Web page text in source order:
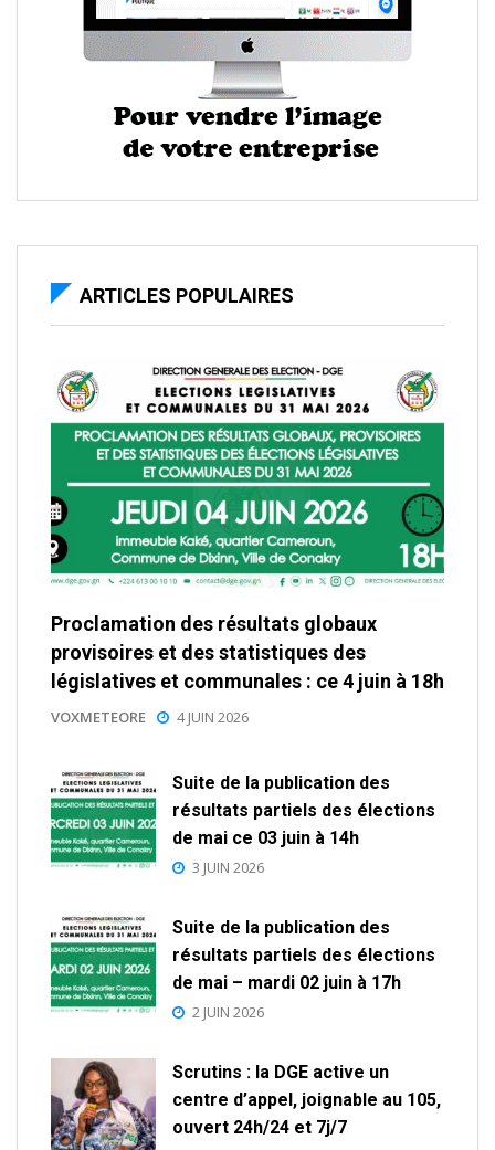
ARTICLES POPULAIRES
Proclamation des résultats globaux
provisoires et des statistiques des
législatives et communales : ce 4 juin à 18h
VOXMETEORE 4 JUIN 2026
Suite de la publication des
résultats partiels des élections
de mai ce 03 juin à 14h
3 JUIN 2026
Suite de la publication des
résultats partiels des élections
de mai – mardi 02 juin à 17h
2 JUIN 2026
Scrutins : la DGE active un
centre d’appel, joignable au 105,
ouvert 24h/24 et 7j/7